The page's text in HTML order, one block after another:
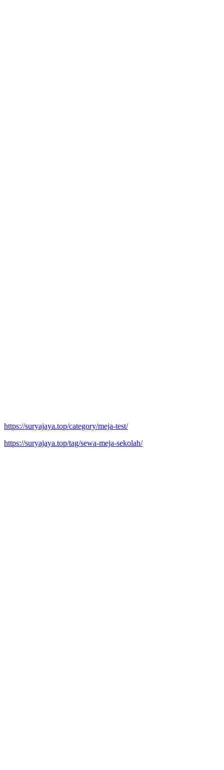
https://suryajaya.top/category/meja-test/
https://suryajaya.top/tag/sewa-meja-sekolah/